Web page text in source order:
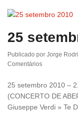
25
Publicado por Jorge
Comentários
25 setembro 2010 –
(CONCERTO DE
Giuseppe Verdi » Te